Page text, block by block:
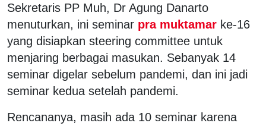
Sekretaris PP Muh, Dr Agung Danarto
menuturkan, ini seminar pra muktamar ke-16
yang disiapkan steering committee untuk
menjaring berbagai masukan. Sebanyak 14
seminar digelar sebelum pandemi, dan ini jadi
seminar kedua setelah pandemi.
Rencananya, masih ada 10 seminar karena